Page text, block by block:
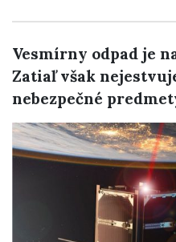
Vesmírny odpad je
Zatiaľ však
nebezpečné